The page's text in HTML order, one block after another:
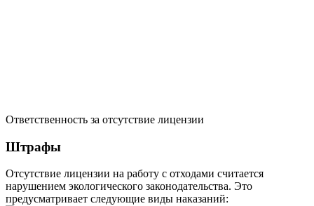
Ответственность за отсутствие лицензии
Штрафы
Отсутствие лицензии на работу с отходами считается
нарушением экологического законодательства. Это
предусматривает следующие виды наказаний: